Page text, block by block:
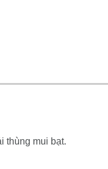
thùng mui bạt.